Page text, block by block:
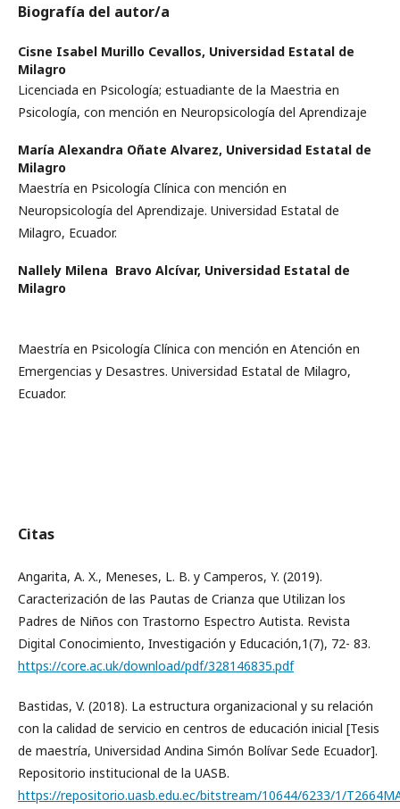
Biografía del autor/a
Cisne Isabel Murillo Cevallos, Universidad Estatal de
Milagro
Licenciada en Psicología; estuadiante de la Maestria en
Psicología, con mención en Neuropsicología del Aprendizaje
María Alexandra Oñate Alvarez, Universidad Estatal de
Milagro
Maestría en Psicología Clínica con mención en
Neuropsicología del Aprendizaje. Universidad Estatal de
Milagro, Ecuador.
Nallely Milena Bravo Alcívar, Universidad Estatal de
Milagro
Maestría en Psicología Clínica con mención en Atención en
Emergencias y Desastres. Universidad Estatal de Milagro,
Ecuador.
Citas
Angarita, A. X., Meneses, L. B. y Camperos, Y. (2019).
Caracterización de las Pautas de Crianza que Utilizan los
Padres de Niños con Trastorno Espectro Autista. Revista
Digital Conocimiento, Investigación y Educación,1(7), 72- 83.
https://core.ac.uk/download/pdf/328146835.pdf
Bastidas, V. (2018). La estructura organizacional y su relación
con la calidad de servicio en centros de educación inicial [Tesis
de maestría, Universidad Andina Simón Bolívar Sede Ecuador].
Repositorio institucional de la UASB.
https://repositorio.uasb.edu.ec/bitstream/10644/6233/1/